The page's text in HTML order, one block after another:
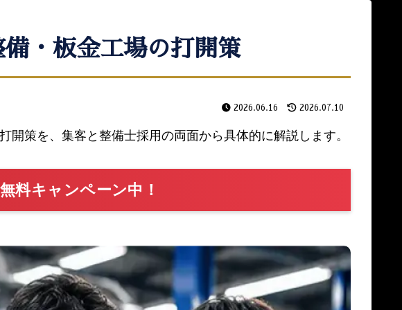
・板金工場の打開策
2026.06.16 2026.07.10
策を、集客と整備士採用の両面から具体的に解説します。
料キャンペーン中！